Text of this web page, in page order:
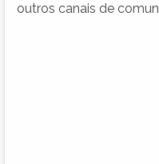
outros canais de